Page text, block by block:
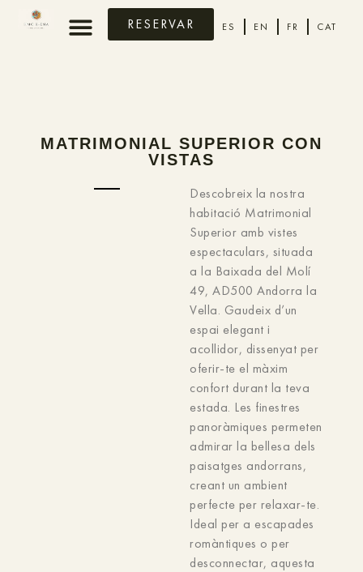
RESERVAR ES EN FR CAT
MATRIMONIAL SUPERIOR CON
VISTAS
Descobreix la nostra
habitació Matrimonial
Superior amb vistes
espectaculars, situada
a la Baixada del Molí
49, AD500 Andorra la
Vella. Gaudeix d’un
espai elegant i
acollidor, dissenyat per
oferir-te el màxim
confort durant la teva
estada. Les finestres
panoràmiques permeten
admirar la bellesa dels
paisatges andorrans,
creant un ambient
perfecte per relaxar-te.
Ideal per a escapades
romàntiques o per
desconnectar, aquesta